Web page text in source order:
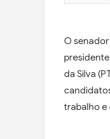
O
da Silva
trabalho e